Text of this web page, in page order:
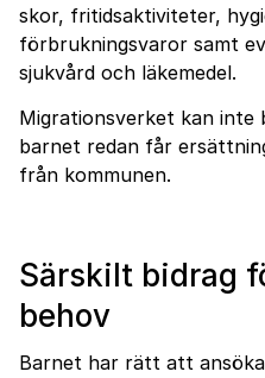
skor, fritidsaktiviteter,
förbrukningsvaror samt
sjukvård och läkemedel.
Migrationsverket kan inte
barnet redan får
från kommunen.
Särskilt bidrag
behov
Barnet har rätt att